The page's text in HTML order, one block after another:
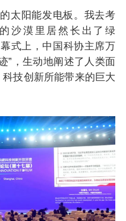
太阳能发电板。我去考
沙漠里居然长出了绿
式上，中国科协主席万
”，生动地阐述了人类面
技创新所能带来的巨大